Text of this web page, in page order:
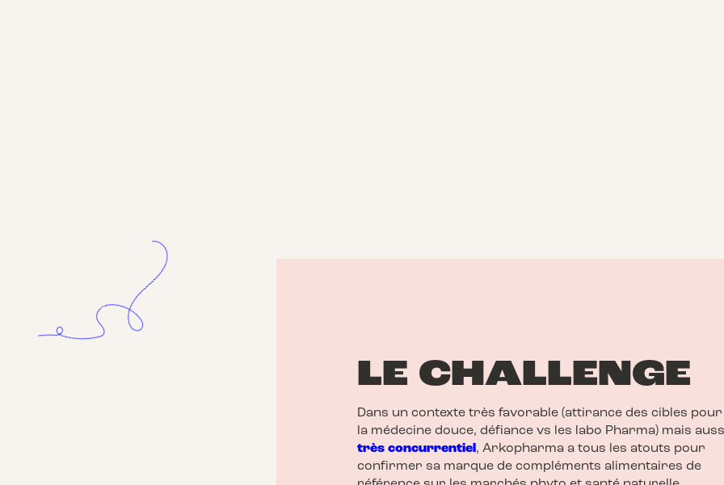
LE CHALLENGE
Dans un contexte très favorable (attirance des cibles pour
la médecine douce, défiance vs les labo Pharma) mais
très concurrentiel , Arkopharma a tous les atouts pour
confirmer sa marque de compléments alimentaires de